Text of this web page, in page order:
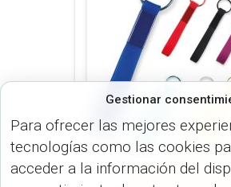
Gestionar
Para ofrecer las mejores
tecnologías como las cookies
acceder a la información del
LLAVEROS (LLAVEROS)